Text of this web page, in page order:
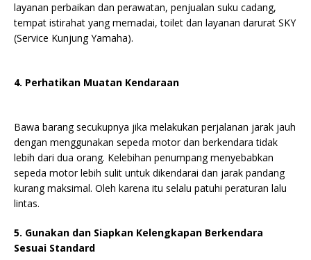
layanan perbaikan dan perawatan, penjualan suku cadang,
tempat istirahat yang memadai, toilet dan layanan darurat SKY
(Service Kunjung Yamaha).
4. Perhatikan Muatan Kendaraan
Bawa barang secukupnya jika melakukan perjalanan jarak jauh
dengan menggunakan sepeda motor dan berkendara tidak
lebih dari dua orang. Kelebihan penumpang menyebabkan
sepeda motor lebih sulit untuk dikendarai dan jarak pandang
kurang maksimal. Oleh karena itu selalu patuhi peraturan lalu
lintas.
5. Gunakan dan Siapkan Kelengkapan Berkendara
Sesuai Standard